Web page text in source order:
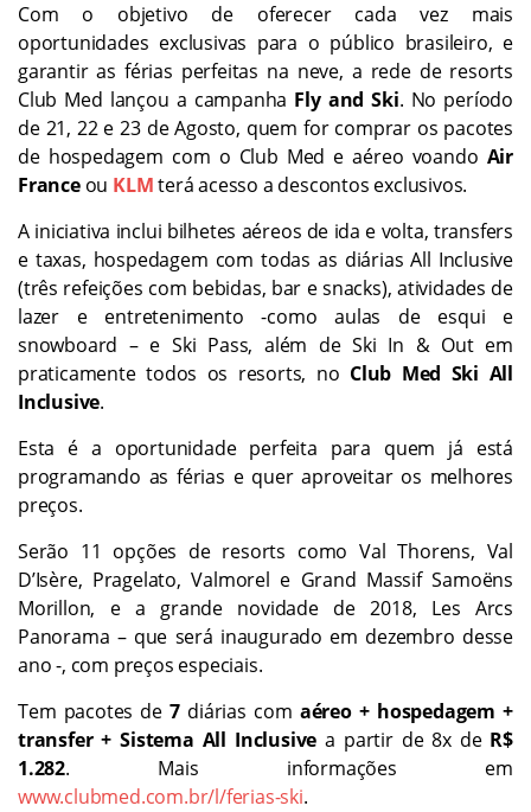
Com o objetivo de oferecer cada vez mais
oportunidades exclusivas para o público brasileiro, e
garantir as férias perfeitas na neve, a rede de resorts
Club Med lançou a campanha Fly and Ski. No período
de 21, 22 e 23 de Agosto, quem for comprar os pacotes
de hospedagem com o Club Med e aéreo voando Air
Franceou KLMterá acesso a descontos exclusivos.
A iniciativa inclui bilhetes aéreos de ida e volta, transfers
e taxas, hospedagem com todas as diárias All Inclusive
(três refeições com bebidas, bar e snacks), atividades de
lazer e entretenimento -como aulas de esqui e
snowboard – e Ski Pass, além de Ski In & Out em
praticamente todos os resorts, no Club Med Ski All
Inclusive.
Esta é a oportunidade perfeita para quem já está
programando as férias e quer aproveitar os melhores
preços.
Serão 11 opções de resorts como Val Thorens, Val
D’Isère, Pragelato, Valmorel e Grand Massif Samoëns
Morillon, e a grande novidade de 2018, Les Arcs
Panorama – que será inaugurado em dezembro desse
ano -, com preços especiais.
Tem pacotes de7 diárias com aéreo + hospedagem +
transfer + Sistema All Inclusivea partir de 8x de R$
1.282. Mais informações em
www.clubmed.com.br/l/ferias-ski.